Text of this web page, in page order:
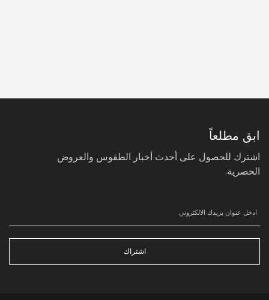
ابق مطلعاً
اشترك للحصول على أحدث أخبار الطقوس والعروض
الحصرية.
اشتراك